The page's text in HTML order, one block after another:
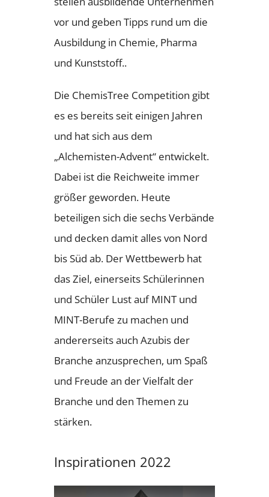
vor und geben Tipps rund um die
Ausbildung in Chemie, Pharma
und Kunststoff..
Die ChemisTree Competition gibt
es es bereits seit einigen Jahren
und hat sich aus dem
„Alchemisten-Advent“ entwickelt.
Dabei ist die Reichweite immer
größer geworden. Heute
beteiligen sich die sechs Verbände
und decken damit alles von Nord
bis Süd ab. Der Wettbewerb hat
das Ziel, einerseits Schülerinnen
und Schüler Lust auf MINT und
MINT-Berufe zu machen und
andererseits auch Azubis der
Branche anzusprechen, um Spaß
und Freude an der Vielfalt der
Branche und den Themen zu
stärken.
Inspirationen 2022